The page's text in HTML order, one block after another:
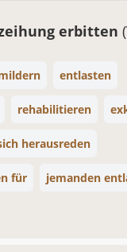
erbitten
entlasten
rehabilitieren
herausreden
für jemanden